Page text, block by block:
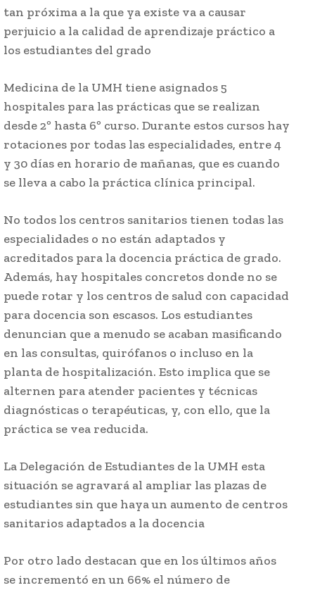
tan próxima a la que ya existe va a causar
perjuicio a la calidad de aprendizaje práctico a
los estudiantes del grado
Medicina de la UMH tiene asignados 5
hospitales para las prácticas que se realizan
desde 2º hasta 6º curso. Durante estos cursos hay
rotaciones por todas las especialidades, entre 4
y 30 días en horario de mañanas, que es cuando
se lleva a cabo la práctica clínica principal.
No todos los centros sanitarios tienen todas las
especialidades o no están adaptados y
acreditados para la docencia práctica de grado.
Además, hay hospitales concretos donde no se
puede rotar y los centros de salud con capacidad
para docencia son escasos. Los estudiantes
denuncian que a menudo se acaban masificando
en las consultas, quirófanos o incluso en la
planta de hospitalización. Esto implica que se
alternen para atender pacientes y técnicas
diagnósticas o terapéuticas, y, con ello, que la
práctica se vea reducida.
La Delegación de Estudiantes de la UMH esta
situación se agravará al ampliar las plazas de
estudiantes sin que haya un aumento de centros
sanitarios adaptados a la docencia
Por otro lado destacan que en los últimos años
se incrementó en un 66% el número de